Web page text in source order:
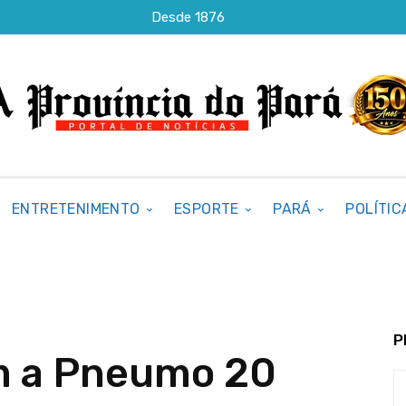
Desde 1876
ENTRETENIMENTO ESPORTE PARÁ
a Pneumo 20